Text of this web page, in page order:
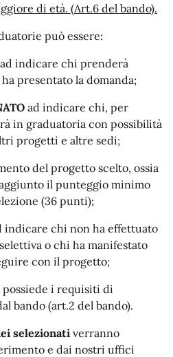
di età. (Art.6 del bando).
può essere:
ad indicare chi prenderà
presentato la domanda;
ad indicare chi, per
in graduatoria con possibilità
progetti e altre sedi;
del progetto scelto, ossia
il punteggio minimo
(36 punti);
indicare chi non ha effettuato
o chi ha manifestato
con il progetto;
possiede i requisiti di
bando (art.2 del bando).
selezionati verranno
e dai nostri uffici